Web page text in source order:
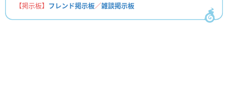
【掲示板】 フレンド掲示板／雑談掲示板